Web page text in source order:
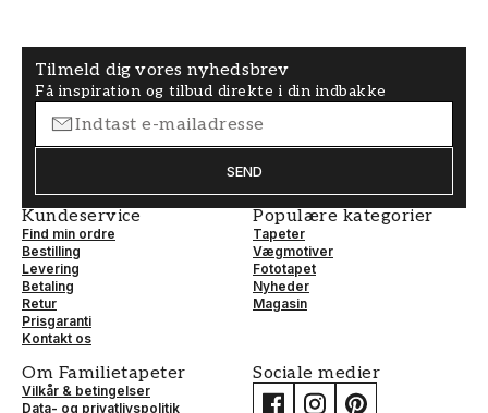
Tilmeld dig vores nyhedsbrev
Få inspiration og tilbud direkte i din indbakke
SEND
Kundeservice
Find min ordre
Bestilling
Levering
Betaling
Retur
Prisgaranti
Kontakt os
Populære kategorier
Tapeter
Vægmotiver
Fototapet
Nyheder
Magasin
Om Familietapeter
Vilkår & betingelser
Data- og privatlivspolitik
Sociale medier